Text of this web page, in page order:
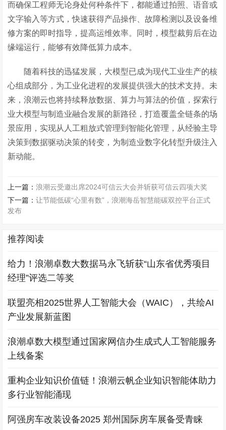
而确保工程师无论身处何种条件下，都能通过拍照、语音或
文字输入等方式，快速获得产品操作、故障检测以及设备维
修方案的即时指导，提高运维效率。同时，模型裁剪后在边
缘端运行，能够有效降低算力成本。
随着科技的迅猛发展，大模型已成为现代工业生产的核
心组成部分，为工业化进程的发展提供强大的技术支持。未
来，浪潮云也将持续释放数据、算力与算法的价值，探索行
业大模型与制造业融合发展的新路径，打造覆盖全链条的场
景应用，实现从人工粗放式管理到智能化管理，从经验主导
决策到数据驱动决策的转变，为制造业数字化转型升级注入
新动能。
上一篇：浪潮云受邀出席2024可信云大会并斩获可信云四项大奖
下一篇：让节能低碳“心里有数”，浪潮海岳智慧能碳双控平台正式
发布
推荐阅读
给力！浪潮卓数大数据马永飞斩获“山东省优秀项目
经理”评选二等奖
联盟亮相2025世界人工智能大会（WAIC），共绘AI
产业发展新蓝图
浪潮卓数大模型通过国家网信办生成式人工智能服务
上线备案
重构企业知识价值链！浪潮云帆企业知识智能体助力
多行业智能涌现
阿强房车改装设备2025 郑州国际房车展备受青睐